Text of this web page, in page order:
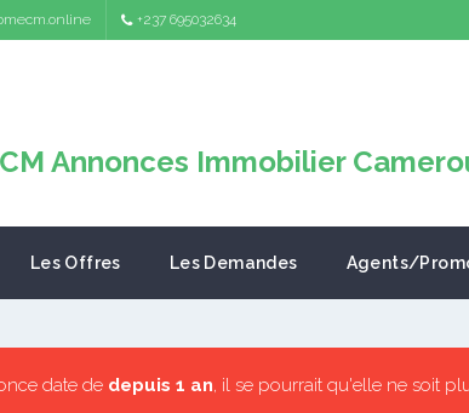
+237 695032634
Les Offres Les Demandes Agents/
date de depuis 1 an, il se pourrait qu'elle ne soit